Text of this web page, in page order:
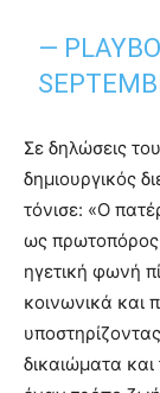
—
Σε δηλώσεις
δημιουργικός
τόνισε: «Ο
ως πρωτοπόρος
ηγετική φωνή
κοινωνικά και
δικαιώματα